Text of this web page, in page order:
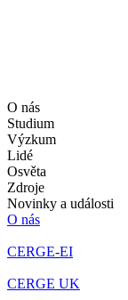
O nás
Studium
Výzkum
Lidé
Osvěta
Zdroje
Novinky a události
O nás
CERGE-EI
CERGE UK